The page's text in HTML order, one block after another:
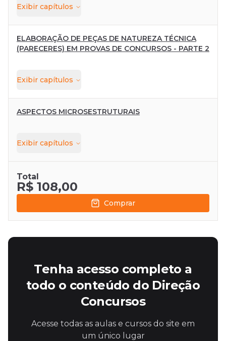
Exibir capítulos
ELABORAÇÃO DE PEÇAS DE NATUREZA TÉCNICA
(PARECERES) EM PROVAS DE CONCURSOS - PARTE 2
Exibir capítulos
ASPECTOS MICROSESTRUTURAIS
Exibir capítulos
Total
R$ 108,00
Comprar
Tenha acesso completo a
todo o conteúdo do Direção
Concursos
Acesse todas as aulas e cursos do site em
um único lugar